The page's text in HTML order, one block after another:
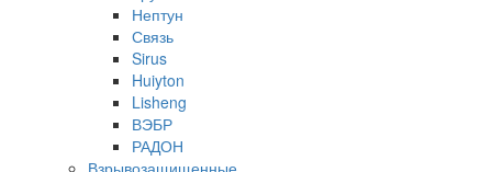
Нептун
Связь
Sirus
Huiyton
Lisheng
ВЭБР
РАДОН
Взрывозащищенные